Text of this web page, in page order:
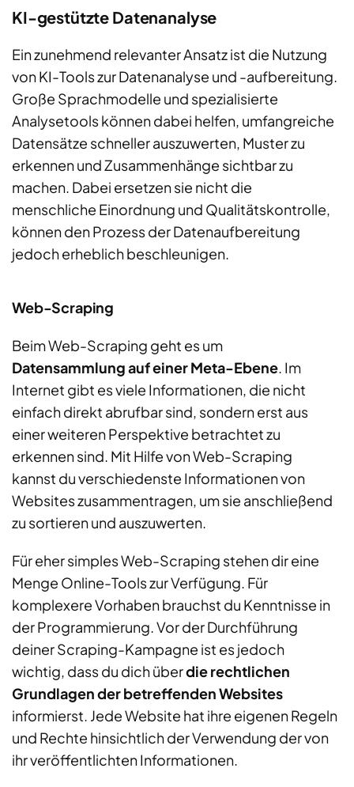
KI-gestützte Datenanalyse
Ein zunehmend relevanter Ansatz ist die Nutzung
von KI-Tools zur Datenanalyse und -aufbereitung.
Große Sprachmodelle und spezialisierte
Analysetools können dabei helfen, umfangreiche
Datensätze schneller auszuwerten, Muster zu
erkennen und Zusammenhänge sichtbar zu
machen. Dabei ersetzen sie nicht die
menschliche Einordnung und Qualitätskontrolle,
können den Prozess der Datenaufbereitung
jedoch erheblich beschleunigen.
Web-Scraping
Beim Web-Scraping geht es um
Datensammlung auf einer Meta-Ebene. Im
Internet gibt es viele Informationen, die nicht
einfach direkt abrufbar sind, sondern erst aus
einer weiteren Perspektive betrachtet zu
erkennen sind. Mit Hilfe von Web-Scraping
kannst du verschiedenste Informationen von
Websites zusammentragen, um sie anschließend
zu sortieren und auszuwerten.
Für eher simples Web-Scraping stehen dir eine
Menge Online-Tools zur Verfügung. Für
komplexere Vorhaben brauchst du Kenntnisse in
der Programmierung. Vor der Durchführung
deiner Scraping-Kampagne ist es jedoch
wichtig, dass du dich überdie rechtlichen
Grundlagen der betreffenden Websites
informierst. Jede Website hat ihre eigenen Regeln
und Rechte hinsichtlich der Verwendung der von
ihr veröffentlichten Informationen.